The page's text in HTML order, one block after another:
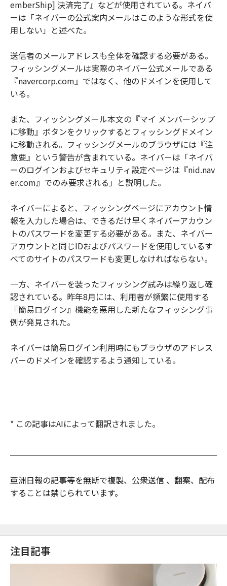
emberShip] 決済完了』などが使用されている。ネイバ
ーは「ネイバーの公式案内メールはこのような形式を使
用しない」と述べた。
送信者のメールアドレスも全体を確認する必要がある。
フィッシングメールは実際のネイバー公式メールである
『navercorp.com』ではなく、他のドメインを使用して
いる。
また、フィッシングメール本文の『マイ メンバーシップ
に移動』ボタンをクリックするとフィッシングドメイン
に移動される。フィッシングメールのブラウザには『注
意要』という警告が含まれている。ネイバーは「ネイバ
ーのログインおよびセキュリティ設定ページは『nid.nav
er.com』でのみ要求される」と説明した。
ネイバーによると、フィッシングページにアカウント情
報を入力した場合は、できるだけ早くネイバーアカウン
トのパスワードを変更する必要がある。また、ネイバー
アカウントと同じIDおよびパスワードを使用しているす
べてのサイトのパスワードも変更しなければならない。
一方、ネイバーを装ったフィッシング試みは繰り返し確
認されている。昨年8月には、利用者が頻繁に使用する
『簡易ログイン』機能を悪用した新たなフィッシング事
例が発見された。
ネイバーは簡易ログイン利用時にもブラウザのアドレス
バーのドメインを確認するよう通知している。
* この記事はAIによって翻訳されました。
亜洲日報の記事等を無断で複製、公衆送信 、翻案、配布
することは禁じられています。
注目記事